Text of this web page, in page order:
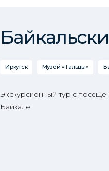
Иркутск Музей «Тальцы»
Экскурсионный тур с
Байкале